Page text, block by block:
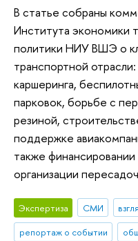
В статье собраны
Института экономики
политики НИУ ВШЭ о
транспортной
каршеринга,
парковок, борьбе с
резиной,
поддержке
также
организации
Экспертиза СМИ
репортаж о событии